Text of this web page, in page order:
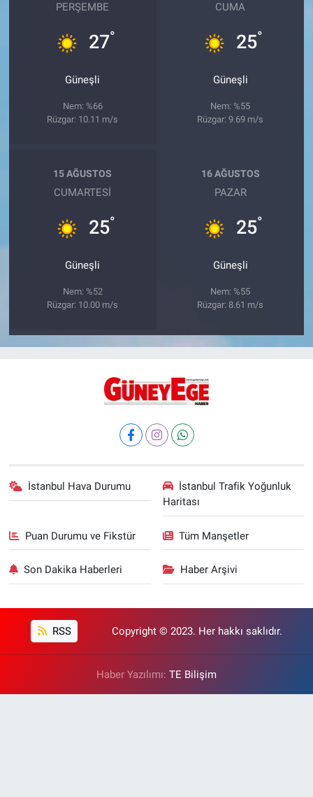
PERŞEMBE
27°
Güneşli
Nem: %66
Rüzgar: 10.11 m/s
CUMA
25°
Güneşli
Nem: %55
Rüzgar: 9.69 m/s
15 AĞUSTOS
CUMARTESI
25°
Güneşli
Nem: %52
Rüzgar: 10.00 m/s
16 AĞUSTOS
PAZAR
25°
Güneşli
Nem: %55
Rüzgar: 8.61 m/s
İstanbul Hava Durumu
İstanbul Trafik Yoğunluk
Haritası
Puan Durumu ve Fikstür Tüm Manşetler
Son Dakika Haberleri Haber Arşivi
RSS Copyright © 2023. Her hakkı saklıdır.
Haber Yazılımı: TE Bilişim